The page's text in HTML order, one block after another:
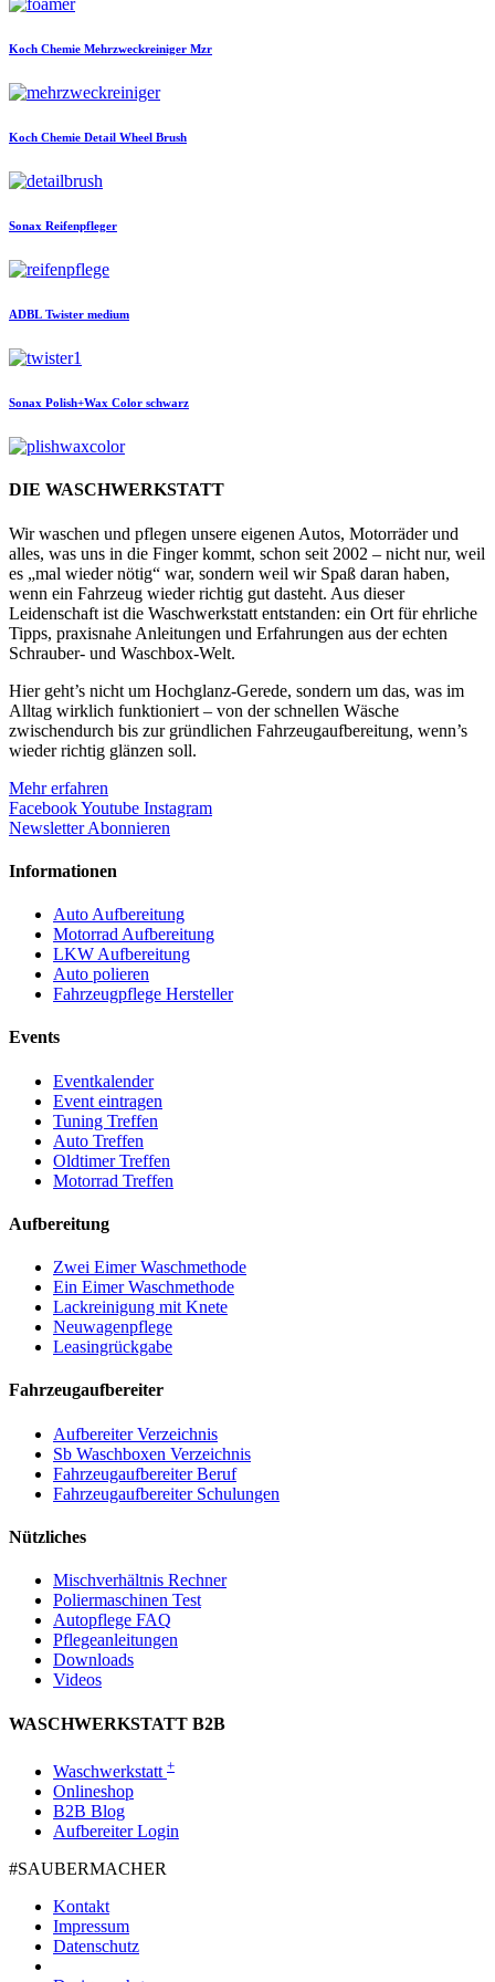
Koch Chemie Mehrzweckreiniger Mzr
Koch Chemie Detail Wheel Brush
Sonax Reifenpfleger
ADBL Twister medium
Sonax Polish+Wax Color schwarz
DIE WASCHWERKSTATT
Wir waschen und pflegen unsere eigenen Autos, Motorräder und
alles, was uns in die Finger kommt, schon seit 2002 – nicht nur, weil
es „mal wieder nötig“ war, sondern weil wir Spaß daran haben,
wenn ein Fahrzeug wieder richtig gut dasteht. Aus dieser
Leidenschaft ist die Waschwerkstatt entstanden: ein Ort für ehrliche
Tipps, praxisnahe Anleitungen und Erfahrungen aus der echten
Schrauber- und Waschbox-Welt.
Hier geht’s nicht um Hochglanz-Gerede, sondern um das, was im
Alltag wirklich funktioniert – von der schnellen Wäsche
zwischendurch bis zur gründlichen Fahrzeugaufbereitung, wenn’s
wieder richtig glänzen soll.
Mehr erfahren
FacebookYoutube Instagram
Newsletter Abonnieren
Informationen
Auto Aufbereitung
Motorrad Aufbereitung
LKW Aufbereitung
Auto polieren
Fahrzeugpflege Hersteller
Events
Eventkalender
Event eintragen
Tuning Treffen
Auto Treffen
Oldtimer Treffen
Motorrad Treffen
Aufbereitung
Zwei Eimer Waschmethode
Ein Eimer Waschmethode
Lackreinigung mit Knete
Neuwagenpflege
Leasingrückgabe
Fahrzeugaufbereiter
Aufbereiter Verzeichnis
Sb Waschboxen Verzeichnis
Fahrzeugaufbereiter Beruf
Fahrzeugaufbereiter Schulungen
Nützliches
Mischverhältnis Rechner
Poliermaschinen Test
Autopflege FAQ
Pflegeanleitungen
Downloads
Videos
WASCHWERKSTATT B2B
Waschwerkstatt +
Onlineshop
B2B Blog
Aufbereiter Login
#SAUBER­MACHER
Kontakt
Impressum
Datenschutz